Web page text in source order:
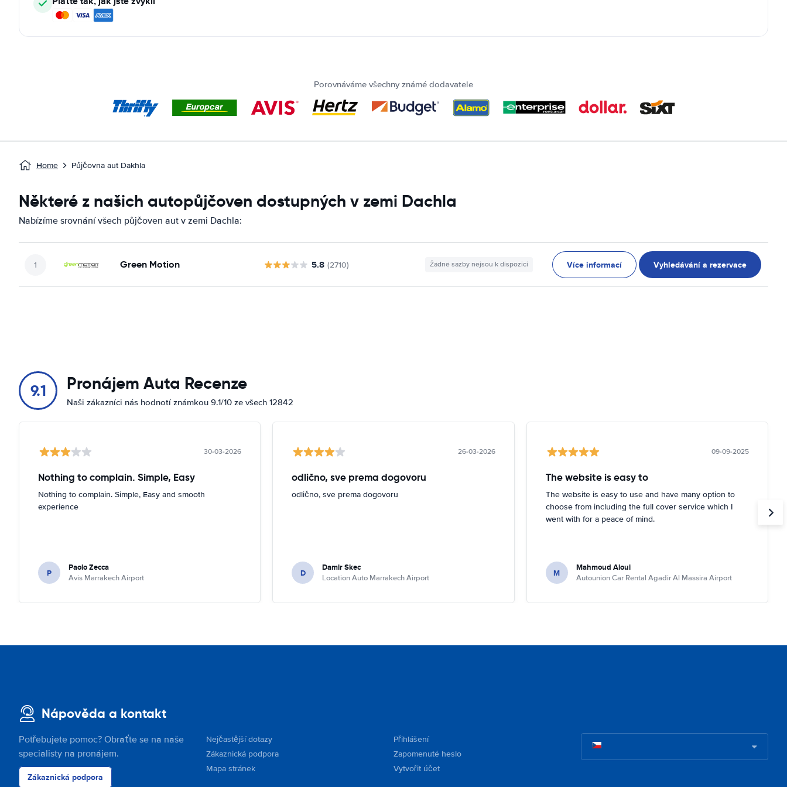
Porovnáváme všechny známé dodavatele
Home Půjčovna aut Dakhla
Některé z našich autopůjčoven dostupných v zemi Dachla
Nabízíme srovnání všech půjčoven aut v zemi Dachla:
Green Motion 5.8 (2710) Žádné sazby nejsou k dispozici Více informací Vyhledávání a rezervace
9.1 Pronájem Auta Recenze
Naši zákazníci nás hodnotí známkou 9.1/10 ze všech 12842
30-03-2026
Nothing to complain. Simple, Easy
Nothing to complain. Simple, Easy and smooth
experience
P Paolo Zecca
Avis Marrakech Airport
26-03-2026
odlično, sve prema dogovoru
odlično, sve prema dogovoru
D Damir Skec
Location Auto Marrakech Airport
09-09-2025
The website is easy to
The website is easy to use and have many option to
choose from including the full cover service which I
went with for a peace of mind.
M Mahmoud Aloui
Autounion Car Rental Agadir Al Massira Airport
Nápověda a kontakt
Potřebujete pomoc? Obraťte se na naše
specialisty na pronájem.
Zákaznická podpora
Nejčastější dotazy
Zákaznická podpora
Mapa stránek
Přihlášení
Zapomenuté heslo
Vytvořit účet